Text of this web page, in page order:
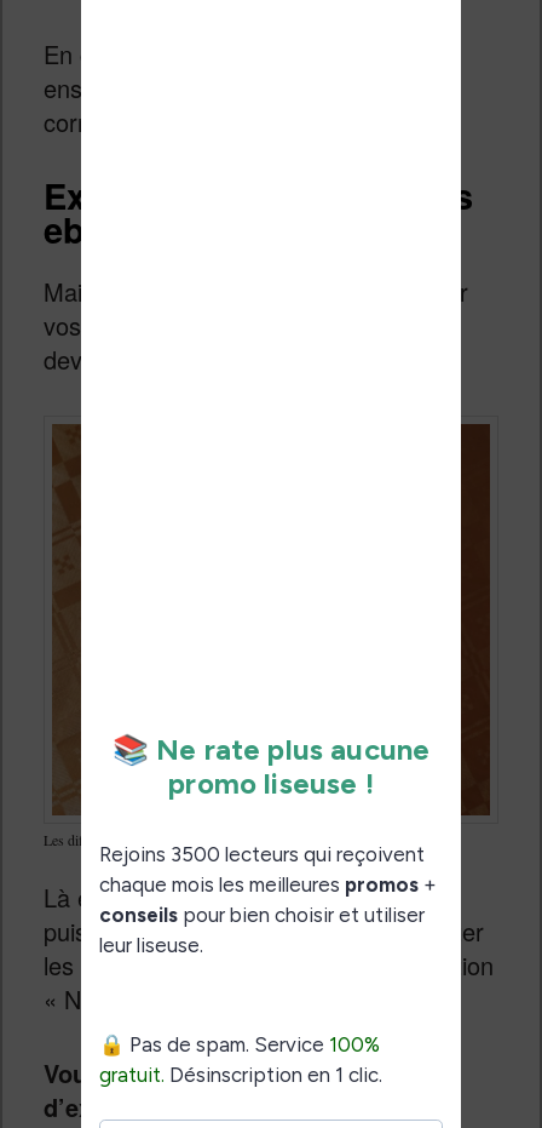
En cliquant sur une note vous accéder
ensuite à la page de l’ebook qui
correspond.
Exporter les notes sur les
ebooks Vivlio
Maintenant, si vous souhaitez retrouver
vos notes hors de votre liseuse, vous
devez réaliser un export.
Les différentes notes sur un livre Vivlio
Là encore, l’interface est assez simple
puisqu’un bouton vous permet d’exporter
les notes de vos ebooks dans l’application
« Notes ».
Vous devez donc utiliser le bouton
d’export situé en bas de l’écran et